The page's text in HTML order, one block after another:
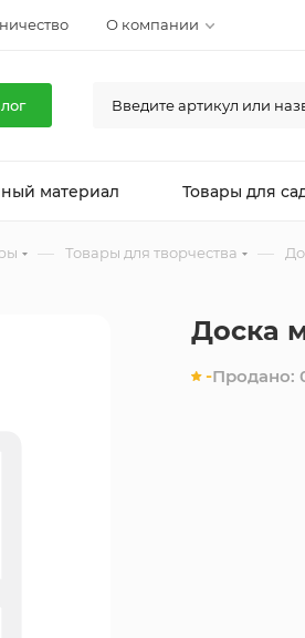
О компании
материал Товары для
— Товары для творчества —
Доска
-Продано: